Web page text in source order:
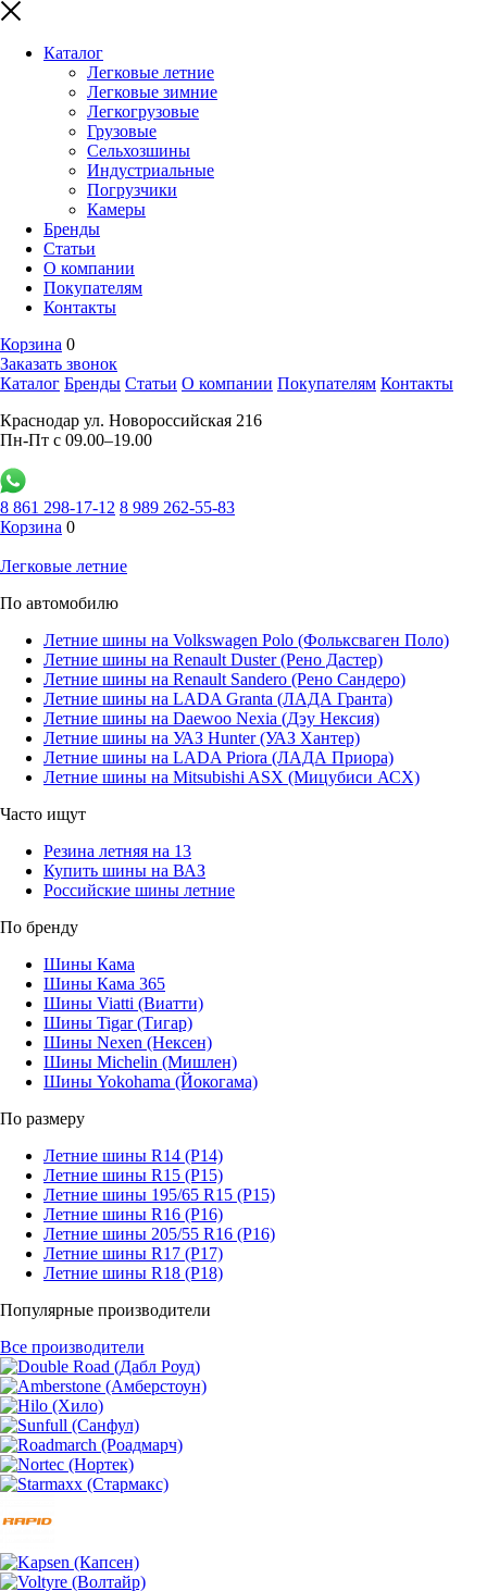
Каталог
Легковые летние
Легковые зимние
Легкогрузовые
Грузовые
Сельхозшины
Индустриальные
Погрузчики
Камеры
Бренды
Статьи
О компании
Покупателям
Контакты
Корзина 0
Заказать звонок
Каталог Бренды Статьи О компании Покупателям Контакты
Краснодар ул. Новороссийская 216
Пн-Пт с 09.00–19.00
8 861 298-17-12 8 989 262-55-83
Корзина 0
Легковые летние
По автомобилю
Летние шины на Volkswagen Polo (Фольксваген Поло)
Летние шины на Renault Duster (Рено Дастер)
Летние шины на Renault Sandero (Рено Сандеро)
Летние шины на LADA Granta (ЛАДА Гранта)
Летние шины на Daewoo Nexia (Дэу Нексия)
Летние шины на УАЗ Hunter (УАЗ Хантер)
Летние шины на LADA Priora (ЛАДА Приора)
Летние шины на Mitsubishi ASX (Мицубиси АСХ)
Часто ищут
Резина летняя на 13
Купить шины на ВАЗ
Российские шины летние
По бренду
Шины Кама
Шины Кама 365
Шины Viatti (Виатти)
Шины Tigar (Тигар)
Шины Nexen (Нексен)
Шины Michelin (Мишлен)
Шины Yokohama (Йокогама)
По размеру
Летние шины R14 (Р14)
Летние шины R15 (Р15)
Летние шины 195/65 R15 (Р15)
Летние шины R16 (Р16)
Летние шины 205/55 R16 (Р16)
Летние шины R17 (Р17)
Летние шины R18 (Р18)
Популярные производители
Все производители